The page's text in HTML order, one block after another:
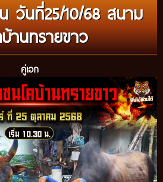
วันที่25/10/68 สนาม
านทรายขาว
คู่เอก